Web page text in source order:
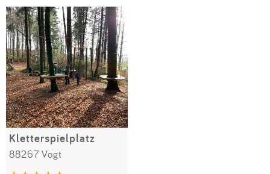
Anmelden
SPIELGERÄTE
Alle Filter (1) zurücksetzen
Kletterspielplatz
88267 Vogt